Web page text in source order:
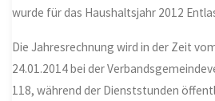
wurde für das Haushaltsjahr 2012
Die Jahresrechnung wird in der Zeit
24.01.2014 bei der
118, während der Dienststunden